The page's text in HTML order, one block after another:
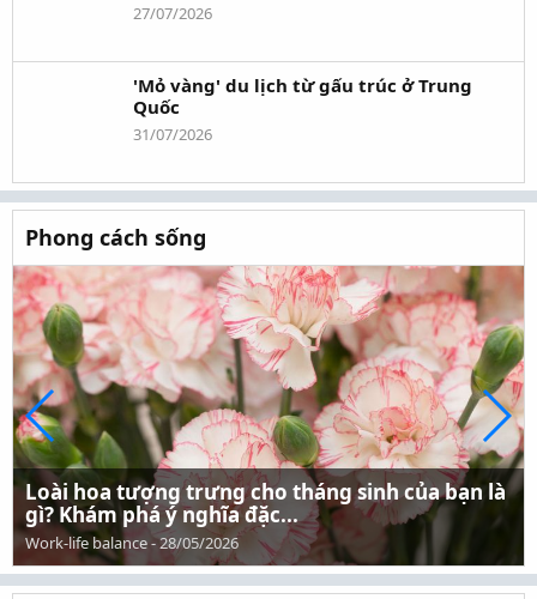
27/07/2026
'Mỏ vàng' du lịch từ gấu trúc ở Trung
Quốc
31/07/2026
Phong cách sống
Loài hoa tượng trưng cho tháng sinh của bạn là
gì? Khám phá ý nghĩa đặc...
Work-life balance-28/05/2026